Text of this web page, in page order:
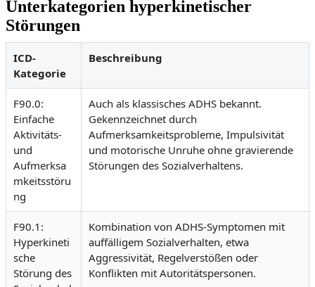
Unterkategorien hyperkinetischer
Störungen
ICD-
Kategorie
Beschreibung
F90.0:
Einfache
Aktivitäts-
und
Aufmerksa
mkeitsstöru
ng
Auch als klassisches ADHS bekannt.
Gekennzeichnet durch
Aufmerksamkeitsprobleme, Impulsivität
und motorische Unruhe ohne gravierende
Störungen des Sozialverhaltens.
F90.1:
Hyperkineti
sche
Störung des
Kombination von ADHS-Symptomen mit
auffälligem Sozialverhalten, etwa
Aggressivität, Regelverstößen oder
Konflikten mit Autoritätspersonen.